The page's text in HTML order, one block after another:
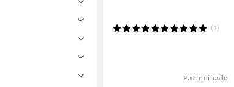
(1)
Patrocinado